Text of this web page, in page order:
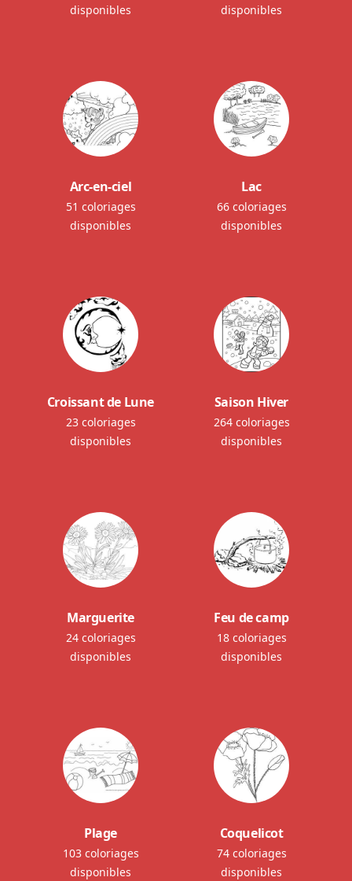
disponibles
disponibles
Arc-en-ciel
51 coloriages
disponibles
Lac
66 coloriages
disponibles
Croissant de Lune
23 coloriages
disponibles
Saison Hiver
264 coloriages
disponibles
Marguerite
24 coloriages
disponibles
Feu de camp
18 coloriages
disponibles
Plage
103 coloriages
disponibles
Coquelicot
74 coloriages
disponibles